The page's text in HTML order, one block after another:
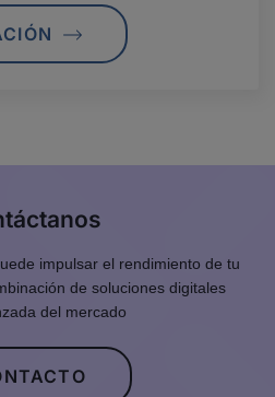
impulsar el rendimiento de tu
de soluciones digitales
del mercado